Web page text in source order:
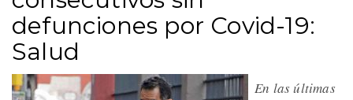
defunciones por Covid-19:
Salud
En las últimas